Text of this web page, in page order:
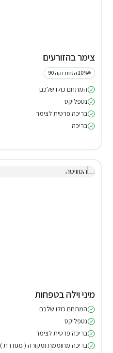
צימר בהזורעים
10% הנחת דקה 90
המתחם כולו שלכם
נטפליקס
בריכה פרטית לצימר
בריכה
מיני וילה בטפחות
המתחם כולו שלכם
נטפליקס
בריכה פרטית לצימר
בריכה מחוממת ומקורה ( מגודרת )